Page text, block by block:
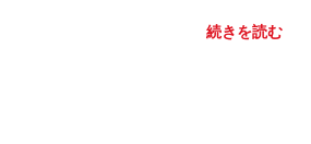
続きを読む